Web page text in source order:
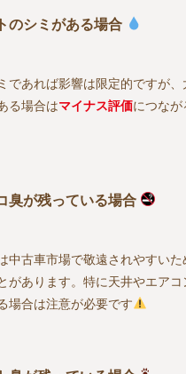
のシミがある場合
であれば影響は限定的ですが、
る場合はマイナス評価につなが
臭が残っている場合
中古車市場で敬遠されやすい
があります。特に天井やエア
場合は注意が必要です